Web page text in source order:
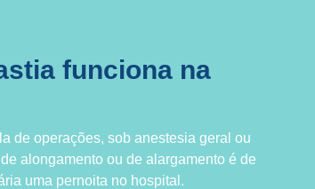
funciona na
de operações, sob anestesia geral ou
alongamento ou de alargamento é de
uma pernoita no hospital.